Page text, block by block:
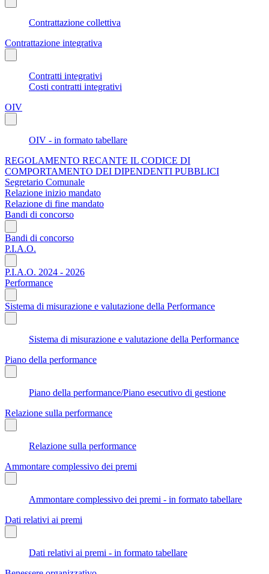
Contrattazione collettiva
Contrattazione integrativa
Contratti integrativi
Costi contratti integrativi
OIV
OIV - in formato tabellare
REGOLAMENTO RECANTE IL CODICE DI
COMPORTAMENTO DEI DIPENDENTI PUBBLICI
Segretario Comunale
Relazione inizio mandato
Relazione di fine mandato
Bandi di concorso
Bandi di concorso
P.I.A.O.
P.I.A.O. 2024 - 2026
Performance
Sistema di misurazione e valutazione della Performance
Sistema di misurazione e valutazione della Performance
Piano della performance
Piano della performance/Piano esecutivo di gestione
Relazione sulla performance
Relazione sulla performance
Ammontare complessivo dei premi
Ammontare complessivo dei premi - in formato tabellare
Dati relativi ai premi
Dati relativi ai premi - in formato tabellare